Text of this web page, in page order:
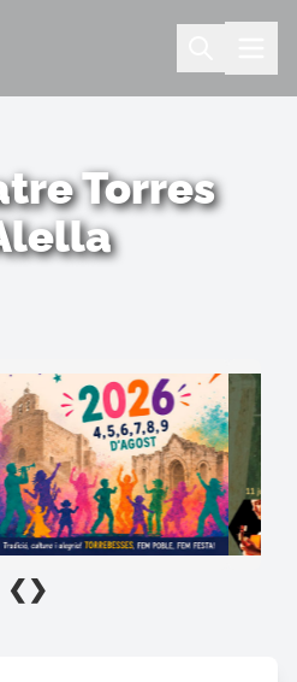
Torres
❮ ❯